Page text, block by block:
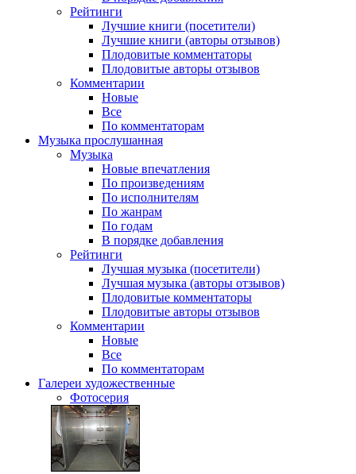
Рейтинги
Лучшие книги (посетители)
Лучшие книги (авторы отзывов)
Плодовитые комментаторы
Плодовитые авторы отзывов
Комментарии
Новые
Все
По комментаторам
Музыка прослушанная
Музыка
Новые впечатления
По произведениям
По исполнителям
По жанрам
По годам
В порядке добавления
Рейтинги
Лучшая музыка (посетители)
Лучшая музыка (авторы отзывов)
Плодовитые комментаторы
Плодовитые авторы отзывов
Комментарии
Новые
Все
По комментаторам
Галереи художественные
Фотосерия